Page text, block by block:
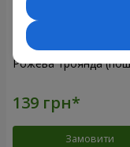
Рожева троянда
Замовити